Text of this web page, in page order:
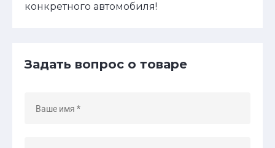
конкретного автомобиля!
Задать вопрос о товаре